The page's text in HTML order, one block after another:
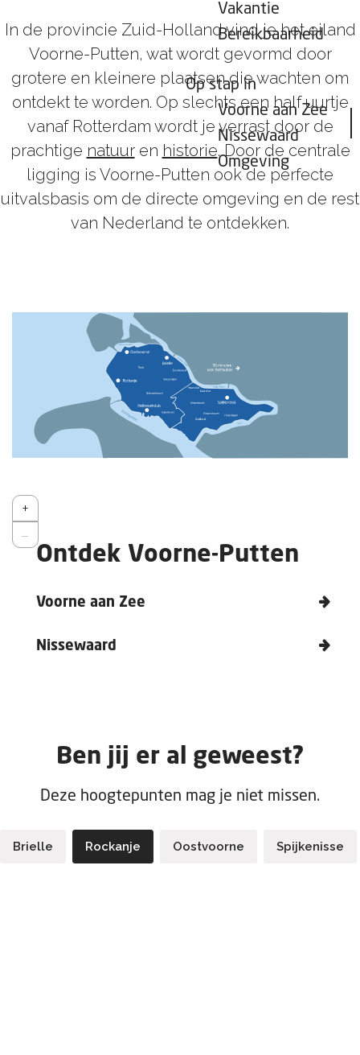
Vakantie
Bereikbaarheid
Op stap in
Voorne aan Zee
Nissewaard
Omgeving
In de provincie Zuid-Holland vind je het eiland
Voorne-Putten, wat wordt gevormd door
grotere en kleinere plaatsen die wachten om
ontdekt te worden. Op slechts een half uurtje
vanaf Rotterdam wordt je verrast door de
prachtige natuuren historie. Door de centrale
ligging is Voorne-Putten ook de perfecte
uitvalsbasis om de directe omgeving en de rest
van Nederland te ontdekken.
Z
o
m
+
o
−
Ontdek Voorne-Putten
Voorne aan Zee
Nissewaard
Ben jij er al geweest?
Deze hoogtepunten mag je niet missen.
Brielle Rockanje Oostvoorne Spijkenisse